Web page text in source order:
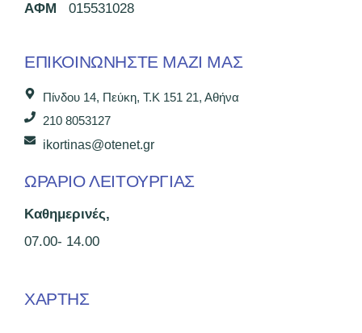
ΑΦΜ 015531028
ΕΠΙΚΟΙΝΩΝΉΣΤΕ ΜΑΖΊ ΜΑΣ
Πίνδου 14, Πεύκη, Τ.Κ 151 21, Αθήνα
210 8053127
ikortinas@otenet.gr
ΩΡΑΡΙΟ ΛΕΙΤΟΥΡΓΙΑΣ
Καθημερινές,
07.00- 14.00
ΧΑΡΤΗΣ